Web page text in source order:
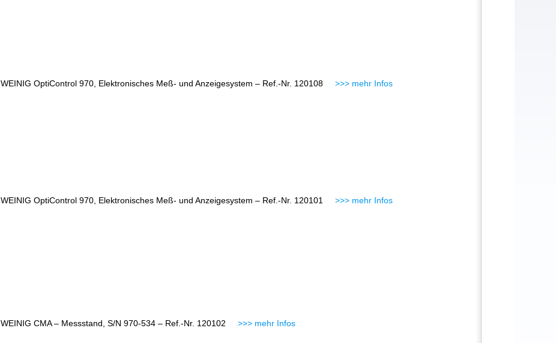
WEINIG OptiControl 970, Elektronisches Meß- und Anzeigesystem – Ref.-Nr. 120108 >>> mehr Infos
WEINIG OptiControl 970, Elektronisches Meß- und Anzeigesystem – Ref.-Nr. 120101 >>> mehr Infos
WEINIG CMA – Messstand, S/N 970-534 – Ref.-Nr. 120102 >>> mehr Infos